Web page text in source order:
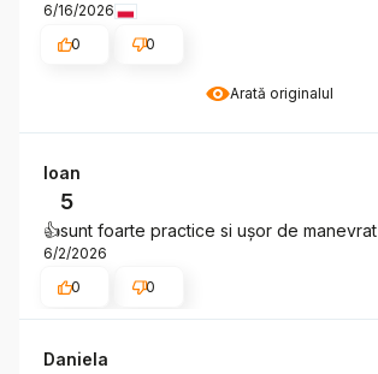
Arată originalul
6/16/2026
0
0
Ioan
5
👍️sunt foarte practice si ușor de manevrat
6/2/2026
0
0
Daniela